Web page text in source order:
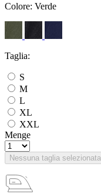
Colore: Verde
Taglia:
S
M
L
XL
XXL
Menge
Nessuna taglia selezionata